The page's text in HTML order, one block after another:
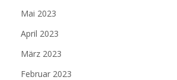
Mai 2023
April 2023
März 2023
Februar 2023